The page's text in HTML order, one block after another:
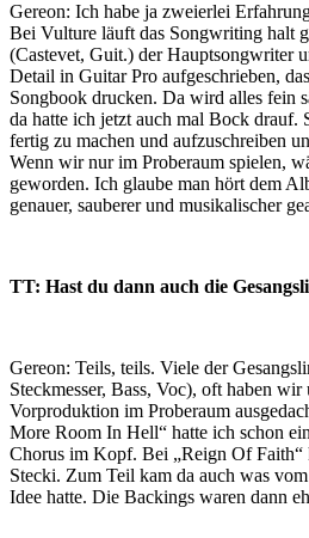
Gereon: Ich habe ja zweierlei
Bei Vulture läuft das Songwriting halt
(Castevet, Guit.) der Hauptsongwriter
Detail in Guitar Pro aufgeschrieben,
Songbook drucken. Da wird alles fein
da hatte ich jetzt auch mal Bock drauf.
fertig zu machen und aufzuschreiben
Wenn wir nur im Proberaum spielen,
geworden. Ich glaube man hört dem
genauer, sauberer und musikalischer
TT: Hast du dann auch die
Gereon: Teils, teils. Viele der
Steckmesser, Bass, Voc), oft haben wir
Vorproduktion im Proberaum
More Room In Hell“ hatte ich schon
Chorus im Kopf. Bei „Reign Of
Stecki. Zum Teil kam da auch was
Idee hatte. Die Backings waren dann